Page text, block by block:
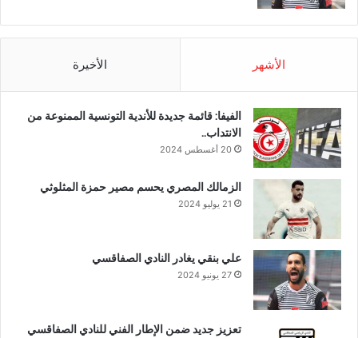
الأشهر الأخيرة
الفيفا: قائمة جديدة للأندية التونسية الممنوعة من
الانتداب..
20 أغسطس 2024
الزمالك المصري يحسم مصير حمزة المثلوثي
21 يوليو 2024
علي بنقي يغادر النادي الصفاقسي
27 يونيو 2024
تعزيز جديد ضمن الإطار الفني للنادي الصفاقسي